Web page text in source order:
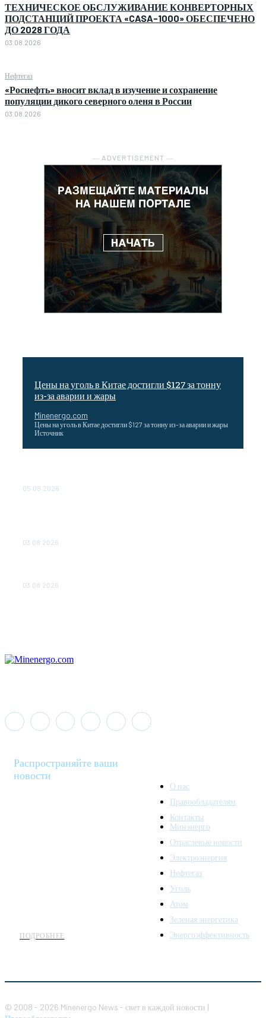
ТЕХНИЧЕСКОЕ ОБСЛУЖИВАНИЕ КОНВЕРТОРНЫХ
ПОДСТАНЦИЙ ПРОЕКТА «CASA-1000» ОБЕСПЕЧЕНО
ДО 2028 ГОДА
03.08.2026
Нефтегаз
«Роснефть» вносит вклад в изучение и сохранение
популяции дикого северного оленя в России
03.08.2026
― ADVERTISEMENT ―
Цены на уголь в Китае достигли $127 за тонну
из-за аварии и жары
Minenergo.com
Цены на уголь в Китае достигли $127 за тонну из-за аварии и жары
Источник
05.08.2026
03.08.2026
03.08.2026
Распространяйте ваши
новости
ПОДРОБНЕЕ
О нас
Правообладателям
Контакты
Минэнерго
Отраслевые новости
Электроэнергия
Нефтегаз
Уголь
Атом
Зеленая энергетика
Энергоэффективность
© 2008 - 2026 Minenergo News - свет в каждой новости |